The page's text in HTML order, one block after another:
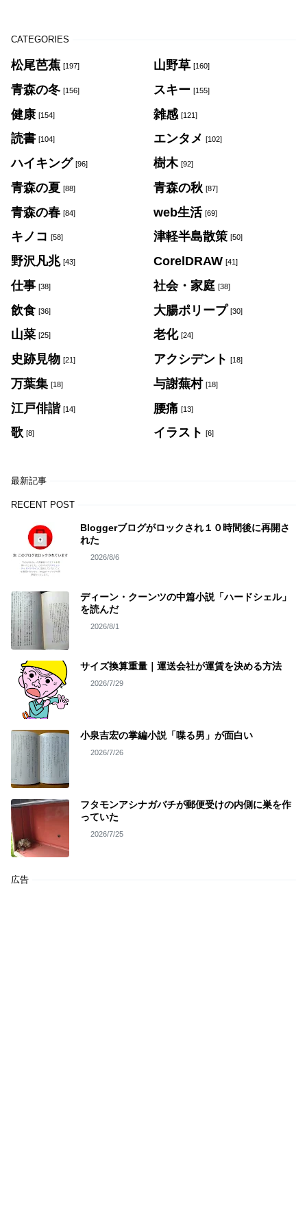
CATEGORIES
松尾芭蕉 [197] 山野草 [160]
青森の冬 [156] スキー [155]
健康 [154] 雑感 [121]
読書 [104] エンタメ [102]
ハイキング [96] 樹木 [92]
青森の夏 [88] 青森の秋 [87]
青森の春 [84] web生活 [69]
キノコ [58] 津軽半島散策 [50]
野沢凡兆 [43] CorelDRAW [41]
仕事 [38] 社会・家庭 [38]
飲食 [36] 大腸ポリープ [30]
山菜 [25] 老化 [24]
史跡見物 [21] アクシデント [18]
万葉集 [18] 与謝蕪村 [18]
江戸俳諧 [14] 腰痛 [13]
歌 [8] イラスト [6]
最新記事
RECENT POST
Bloggerブログがロックされ１０時間後に再開さ
れた
2026/8/6
ディーン・クーンツの中篇小説「ハードシェル」
を読んだ
2026/8/1
サイズ換算重量｜運送会社が運賃を決める方法
2026/7/29
小泉吉宏の掌編小説「喋る男」が面白い
2026/7/26
フタモンアシナガバチが郵便受けの内側に巣を作
っていた
2026/7/25
広告